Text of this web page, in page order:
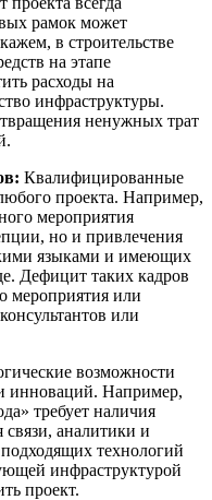
рамок может
в строительстве
на этапе
расходы на
инфраструктуры.
ненужных трат
Квалифицированные
проекта. Например,
мероприятия
но и привлечения
языками и имеющих
Дефицит таких кадров
мероприятия или
или
возможности
инноваций. Например,
требует наличия
аналитики и
технологий
инфраструктурой
проект.